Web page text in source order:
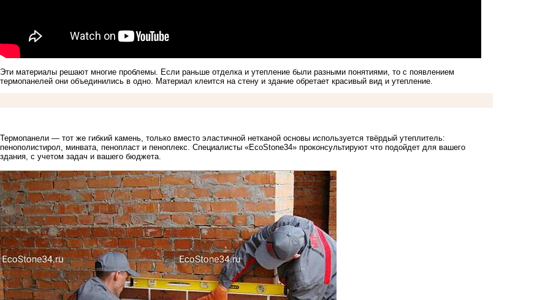
Эти материалы решают многие проблемы. Если раньше отделка и утепление были разными понятиями, то с появлением
термопанелей они объединились в одно. Материал клеится на стену и здание обретает красивый вид и утепление.
Термопанели — тот же гибкий камень, только вместо эластичной нетканой основы используется твёрдый утеплитель:
пенополистирол, минвата, пенопласт и пеноплекс. Специалисты «EcoStone34» проконсультируют что подойдет для вашего
здания, с учетом задач и вашего бюджета.